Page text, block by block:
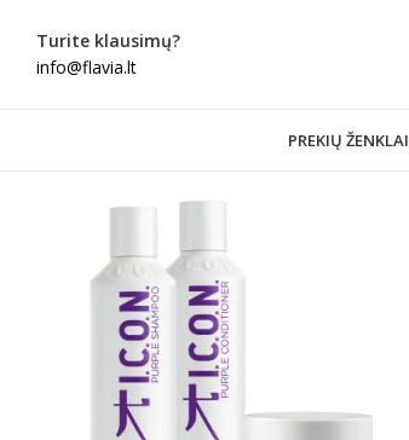
Turite klausimų?
info@flavia.lt
PREKIŲ ŽENKLAI